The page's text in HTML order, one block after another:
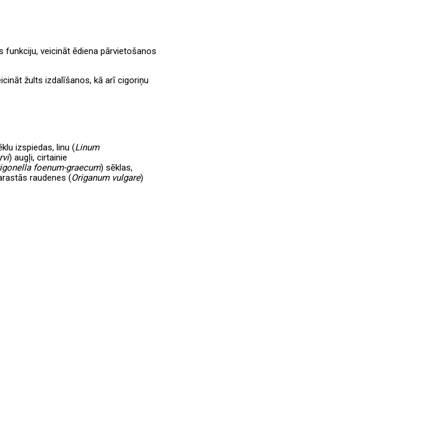
veicināt ēdiena pārvietošanos
žults izdalīšanos, kā arī cigoriņu
izspiedas, linu (Linum
) augļi, cirtainie
foenum-graecum) sēklas,
raudenes (Origanumvulgare)